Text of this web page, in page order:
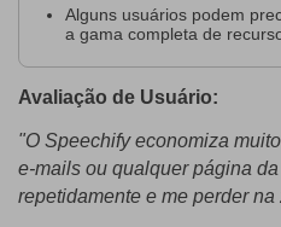
Alguns usuários podem
a gama completa de
Avaliação de Usuário:
"O Speechify economiza
e-mails ou qualquer página
repetidamente e me perder na